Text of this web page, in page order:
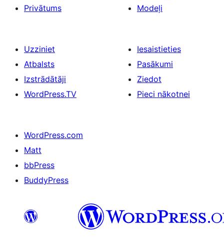
Privātums
Modeļi
Uzziniet
Atbalsts
Izstrādātāji
WordPress.TV
Iesaistieties
Pasākumi
Ziedot
Pieci nākotnei
WordPress.com
Matt
bbPress
BuddyPress